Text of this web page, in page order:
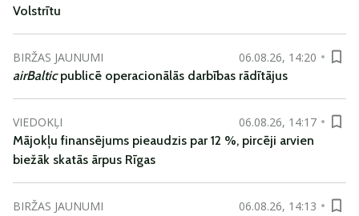
Volstrītu
BIRŽAS JAUNUMI
06.08.26, 14:20
airBalticpublicē operacionālās darbības rādītājus
VIEDOKĻI
06.08.26, 14:17
Mājokļu finansējums pieaudzis par 12 %, pircēji arvien
biežāk skatās ārpus Rīgas
BIRŽAS JAUNUMI
06.08.26, 14:13